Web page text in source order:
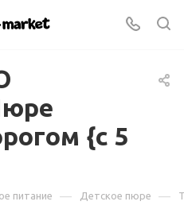
{с 5
питание — Детское пюре —